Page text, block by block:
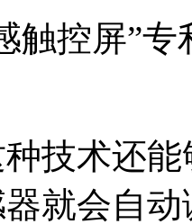
触控屏”专
技术还
就会自